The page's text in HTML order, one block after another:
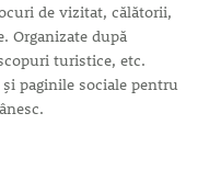
de vizitat, călătorii,
Organizate după
turistice, etc.
paginile sociale pentru